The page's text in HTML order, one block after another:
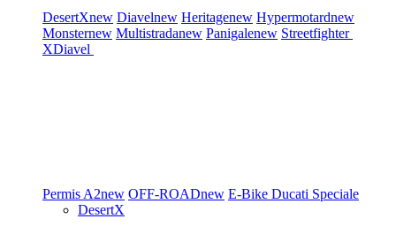
DesertXnew Diavelnew Heritagenew Hypermotardnew
Monsternew Multistradanew Panigalenew Streetfighter
XDiavel
Permis A2new OFF-ROADnew E-Bike Ducati Speciale
DesertX